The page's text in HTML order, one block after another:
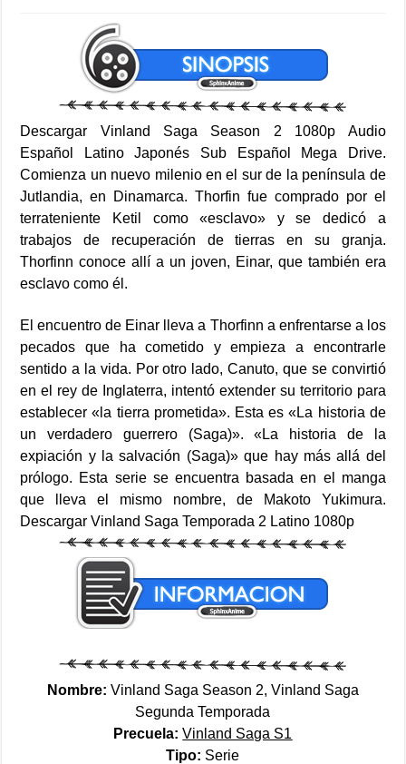
Descargar Vinland Saga Season 2 1080p Audio
Español Latino Japonés Sub Español Mega Drive.
Comienza un nuevo milenio en el sur de la península de
Jutlandia, en Dinamarca. Thorfin fue comprado por el
terrateniente Ketil como «esclavo» y se dedicó a
trabajos de recuperación de tierras en su granja.
Thorfinn conoce allí a un joven, Einar, que también era
esclavo como él.
El encuentro de Einar lleva a Thorfinn a enfrentarse a los
pecados que ha cometido y empieza a encontrarle
sentido a la vida. Por otro lado, Canuto, que se convirtió
en el rey de Inglaterra, intentó extender su territorio para
establecer «la tierra prometida». Esta es «La historia de
un verdadero guerrero (Saga)». «La historia de la
expiación y la salvación (Saga)» que hay más allá del
prólogo. Esta serie se encuentra basada en el manga
que lleva el mismo nombre, de Makoto Yukimura.
Descargar Vinland Saga Temporada 2 Latino 1080p
Nombre: Vinland Saga Season 2, Vinland Saga
Segunda Temporada
Precuela:Vinland Saga S1
Tipo: Serie